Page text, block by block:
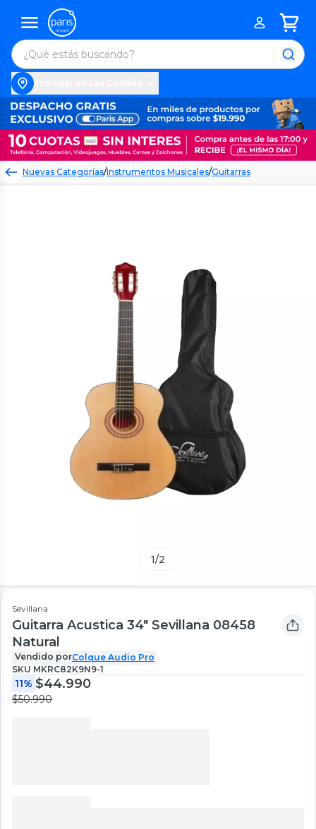
Nuevas Categorías/Instrumentos Musicales/Guitarras
1/2
Sevillana
Guitarra Acustica 34" Sevillana 08458
Natural
Vendido porColque Audio Pro
SKU MKRC82K9N9-1
11% $44.990
$50.990